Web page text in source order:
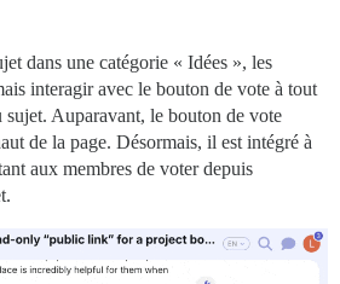
dans une catégorie « Idées », les
interagir avec le bouton de vote à tout
sujet. Auparavant, le bouton de vote
de la page. Désormais, il est intégré à
aux membres de voter depuis